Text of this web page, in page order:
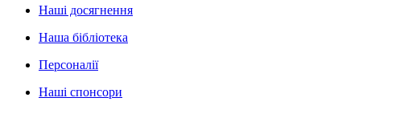
Наші досягнення
Наша бібліотека
Персоналії
Наші спонсори